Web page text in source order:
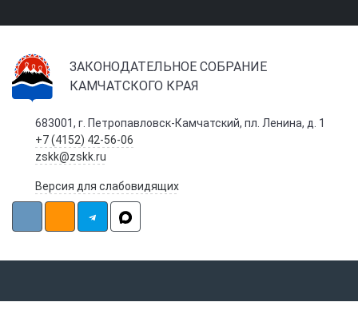
ЗАКОНОДАТЕЛЬНОЕ СОБРАНИЕ
КАМЧАТСКОГО КРАЯ
683001, г. Петропавловск-Камчатский, пл. Ленина, д. 1
+7 (4152) 42-56-06
zskk@zskk.ru
Версия для слабовидящих